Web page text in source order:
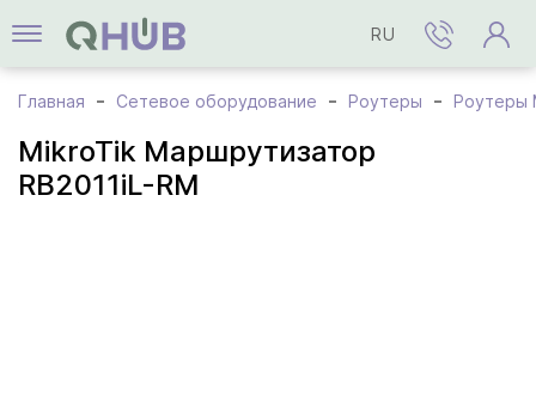
RU
Главная Сетевое оборудование Роутеры Роутеры
MikroTik Маршрутизатор
RB2011iL-RM